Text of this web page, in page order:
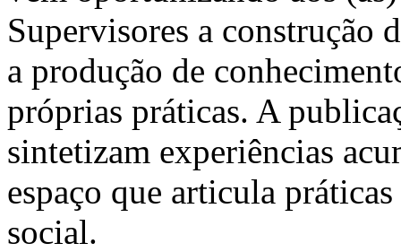
Supervisores a construção
a produção de
próprias práticas. A
sintetizam experiências
espaço que articula
social.